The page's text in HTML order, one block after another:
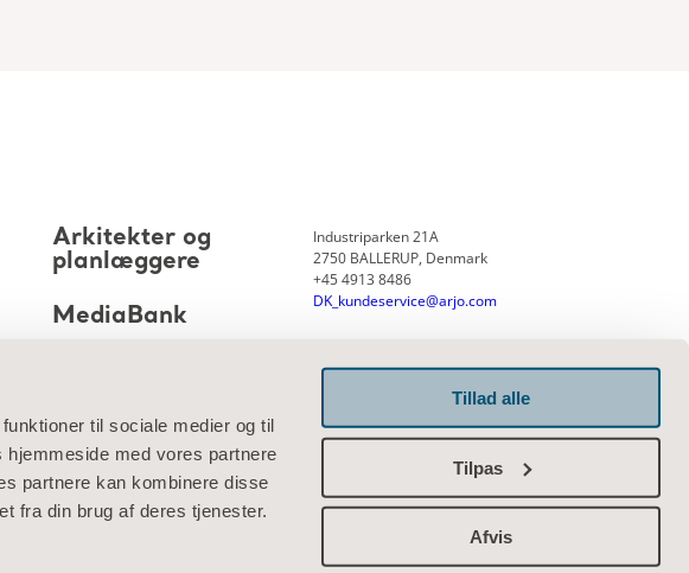
til sociale medier og til
med vores partnere
partnere kan kombinere disse
fra din brug af deres tjenester.
Tillad alle
Tilpas
Afvis
Arkitekter og
planlæggere
MediaBank
Industriparken 21A
2750 BALLERUP, Denmark
+45 4913 8486
DK_kundeservice@arjo.com